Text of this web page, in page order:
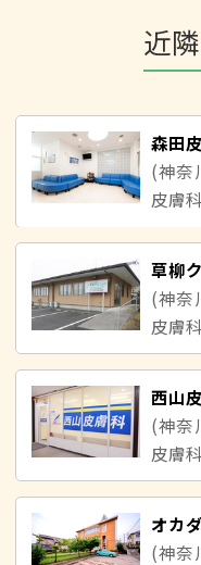
近
森田
(神奈
皮膚科
草柳
(神奈
皮膚
西山
(神奈
皮膚科
オカ
(神奈